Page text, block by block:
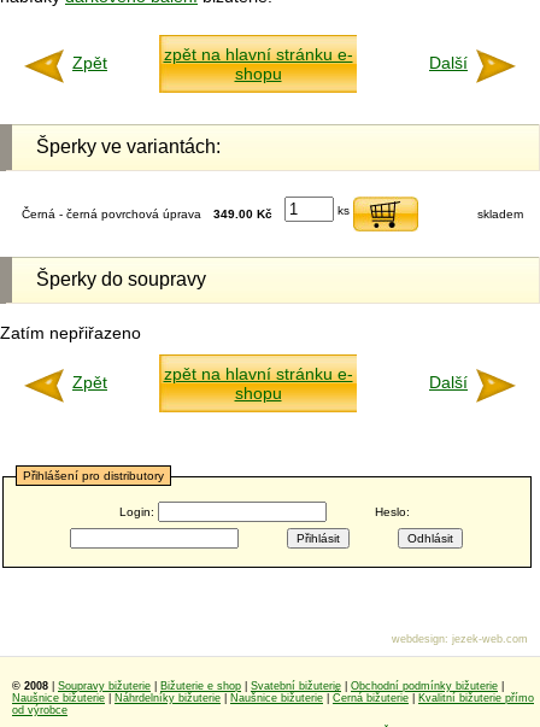
Zpět
zpět na hlavní stránku e-
shopu
Další
Šperky ve variantách:
Černá - černá povrchová úprava 349.00 Kč ks skladem
Šperky do soupravy
Zatím nepřiřazeno
Zpět
zpět na hlavní stránku e-
shopu
Další
Přihlášení pro distributory
Login: Heslo:
© 2008 Soupravy bižuterie Bižuterie e shop Svatební bižuterie Obchodní podmínky bižuterie
Naušnice bižuterie
Náhrdelníky bižuterie Naušnice bižuterie Černá bižuterie
Kvalitní bižuterie přímo
od výrobce
webdesign: jezek-web.com